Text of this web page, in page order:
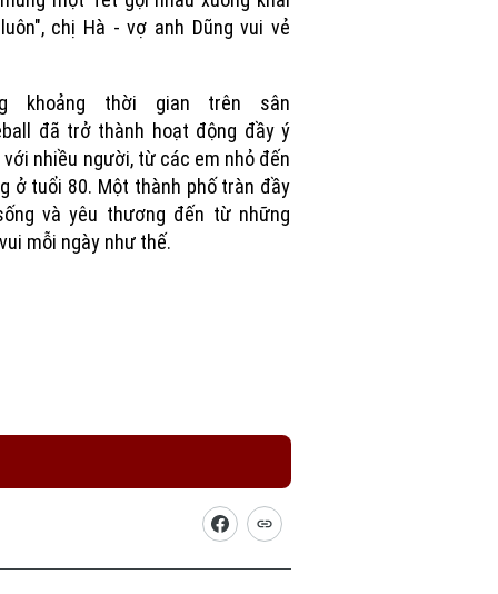
chị Hà - vợ anh Dũng vui vẻ
khoảng thời gian trên sân
đã trở thành hoạt động đầy ý
nhiều người, từ các em nhỏ đến
ở tuổi 80. Một thành phố tràn đầy
và yêu thương đến từ những
mỗi ngày như thế.